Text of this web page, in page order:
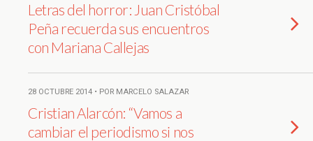
Letras del horror: Juan Cristóbal
Peña recuerda sus encuentros
con Mariana Callejas
28 OCTUBRE 2014 • POR MARCELO SALAZAR
Cristian Alarcón: “Vamos a
cambiar el periodismo si nos